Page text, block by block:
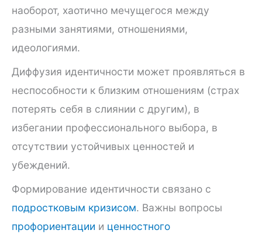
наоборот, хаотично мечущегося между
разными занятиями, отношениями,
идеологиями.
Диффузия идентичности может проявляться в
неспособности к близким отношениям (страх
потерять себя в слиянии с другим), в
избегании профессионального выбора, в
отсутствии устойчивых ценностей и
убеждений.
Формирование идентичности связано с
подростковым кризисом. Важны вопросы
профориентации и ценностного